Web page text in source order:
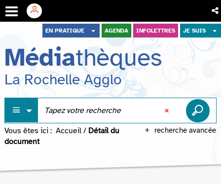
menu
contenu
recherche
EN PRATIQUE AGENDA INFOLETTRES JE SUIS
Médiathèques
La Rochelle Agglo
recherche avancée
Vous êtes ici : Accueil / Détail du
document